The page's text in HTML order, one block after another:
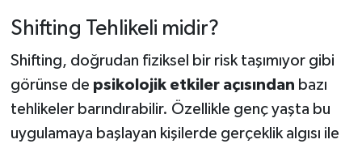
Shifting Tehlikeli midir?
Shifting, doğrudan fiziksel bir risk taşımıyor gibi
görünse de psikolojik etkiler açısından bazı
tehlikeler barındırabilir. Özellikle genç yaşta bu
uygulamaya başlayan kişilerde gerçeklik algısı ile